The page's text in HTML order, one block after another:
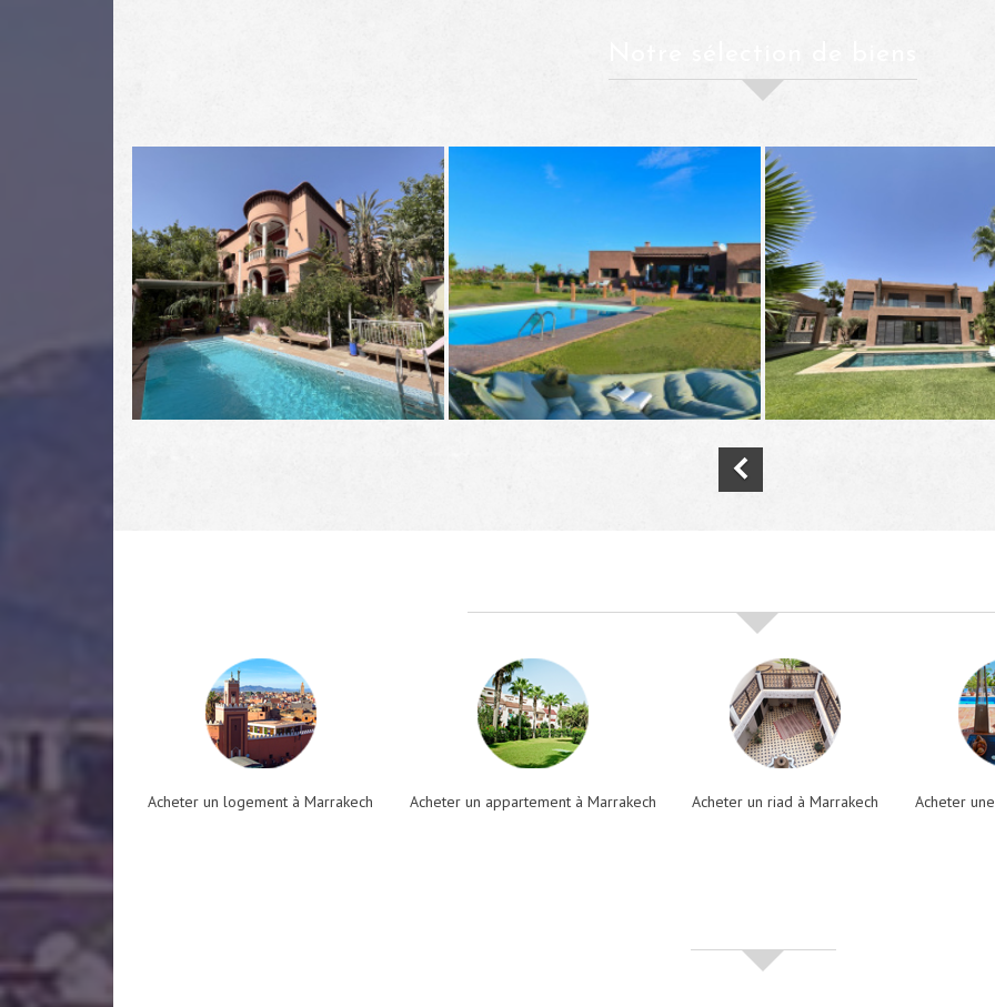
Acheter un logement à Marrakech Acheter un appartement à Marrakech Acheter un riad à Marrakech Acheter